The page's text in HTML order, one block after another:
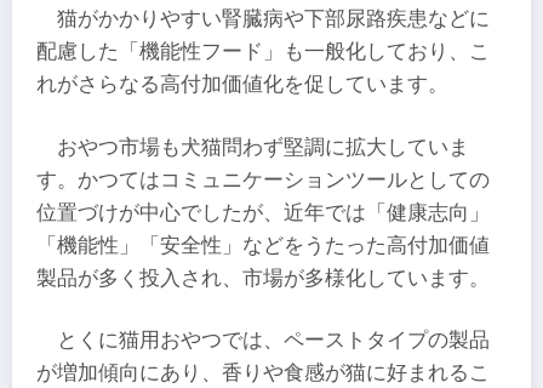
猫がかかりやすい腎臓病や下部尿路疾患などに
配慮した「機能性フード」も一般化しており、こ
れがさらなる高付加価値化を促しています。
おやつ市場も犬猫問わず堅調に拡大していま
す。かつてはコミュニケーションツールとしての
位置づけが中心でしたが、近年では「健康志向」
「機能性」「安全性」などをうたった高付加価値
製品が多く投入され、市場が多様化しています。
とくに猫用おやつでは、ペーストタイプの製品
が増加傾向にあり、香りや食感が猫に好まれるこ